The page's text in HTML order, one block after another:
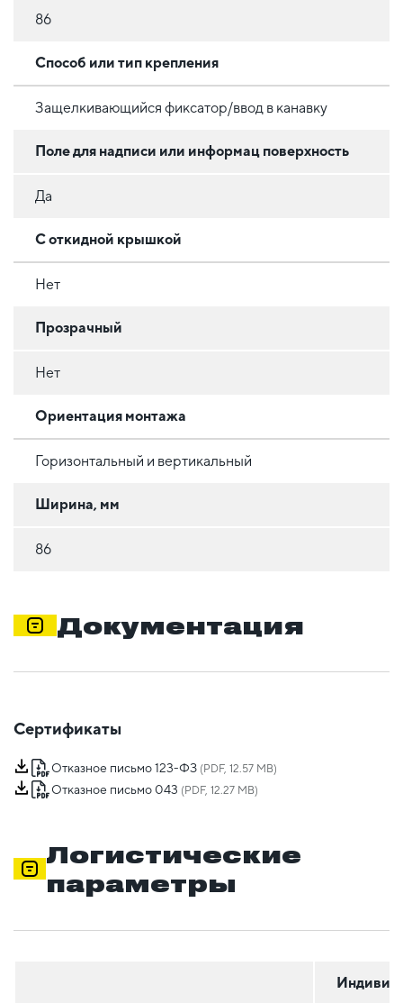
86
Способ или тип крепления
Защелкивающийся фиксатор/ввод в канавку
Поле для надписи или информац поверхность
Да
С откидной крышкой
Нет
Прозрачный
Нет
Ориентация монтажа
Горизонтальный и вертикальный
Ширина, мм
86
Документация
Сертификаты
Отказное письмо 123-ФЗ (PDF, 12.57 MB)
Отказное письмо 043 (PDF, 12.27 MB)
Логистические
параметры